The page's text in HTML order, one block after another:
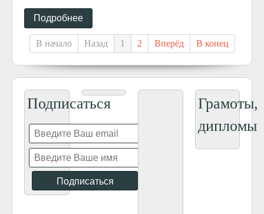
Подробнее
В начало Назад 1 2 Вперёд В конец
Подписаться
Грамоты,
дипломы